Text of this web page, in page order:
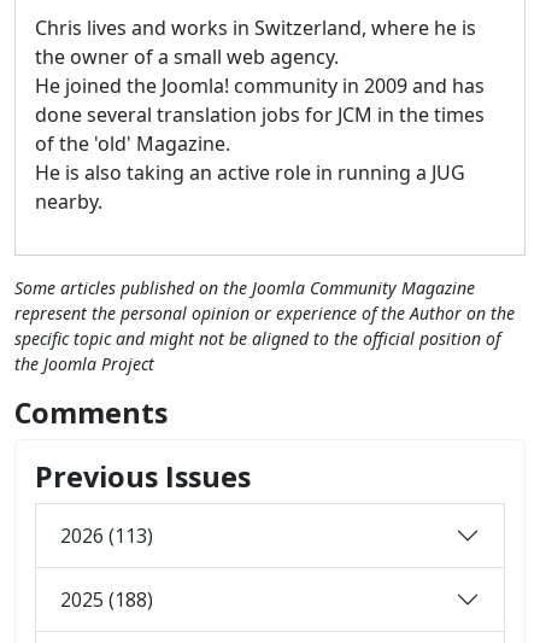
Chris lives and works in Switzerland, where he is
the owner of a small web agency.
He joined the Joomla! community in 2009 and has
done several translation jobs for JCM in the times
of the 'old' Magazine.
He is also taking an active role in running a JUG
nearby.
Some articles published on the Joomla Community Magazine
represent the personal opinion or experience of the Author on the
specific topic and might not be aligned to the official position of
the Joomla Project
Comments
Previous Issues
2026 (113)
2025 (188)